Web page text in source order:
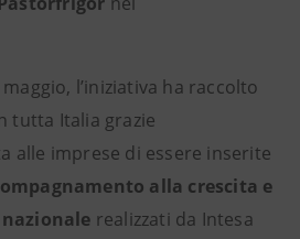
l’iniziativa ha raccolto
tutta Italia grazie
alle imprese di essere inserite
alla crescita e
realizzati da Intesa